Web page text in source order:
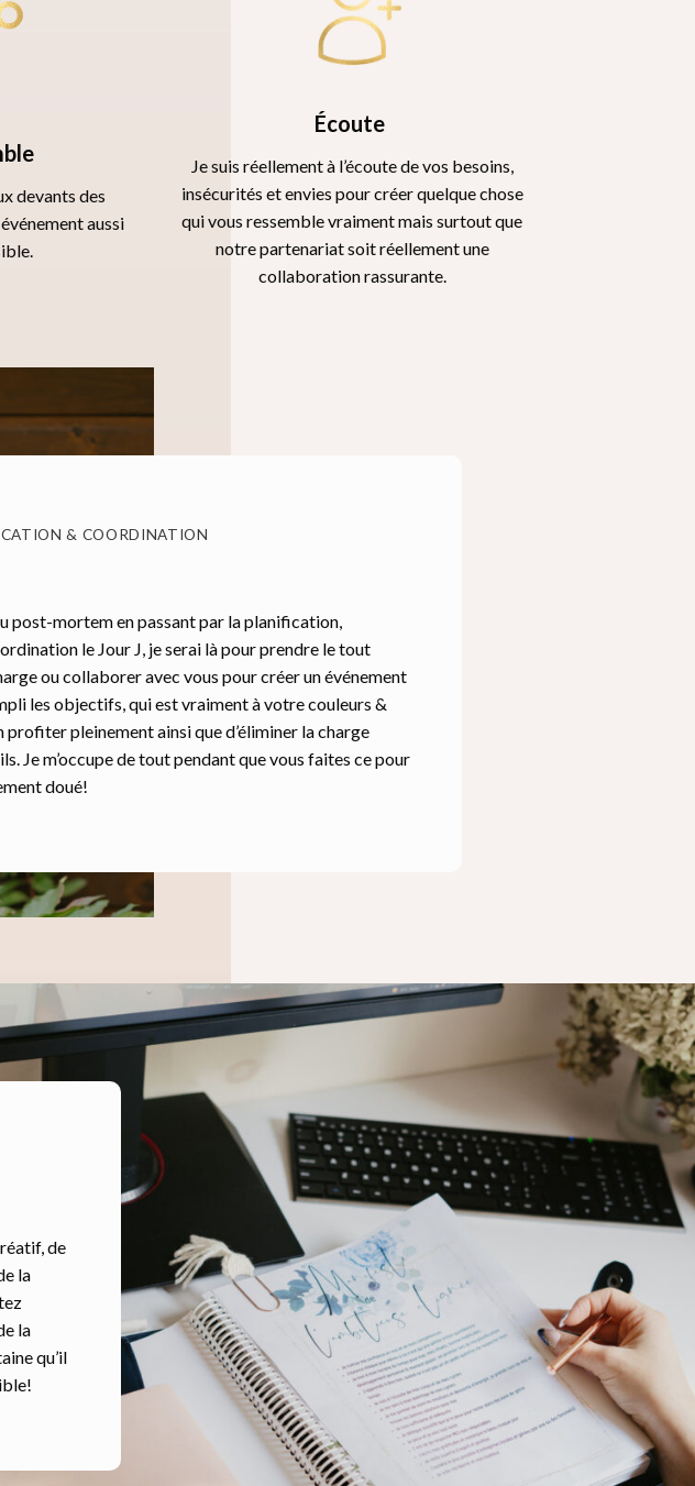
devants des
aussi
Écoute
Je suis réellement à l’écoute de vos besoins,
insécurités et envies pour créer quelque chose
qui vous ressemble vraiment mais surtout que
notre partenariat soit réellement une
collaboration rassurante.
& COORDINATION
post-mortem en passant par la planification,
le Jour J, je serai là pour prendre le tout
ou collaborer avec vous pour créer un événement
les objectifs, qui est vraiment à votre couleurs &
profiter pleinement ainsi que d’éliminer la charge
Je m’occupe de tout pendant que vous faites ce pour
doué!
de
la
la
qu’il